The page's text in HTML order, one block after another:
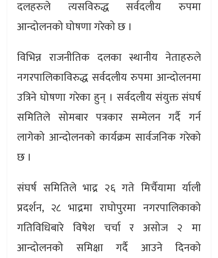
दलहरुले त्यसविरुद्ध सर्वदलीय रुपमा
आन्दोलनको घोषणा गरेको छ ।
विभिन्न राजनीतिक दलका स्थानीय नेताहरुले
नगरपालिकाविरुद्ध सर्वदलीय रुपमा आन्दोलनमा
उत्रिने घोषणा गरेका हुन् । सर्वदलीय संयुक्त संघर्ष
समितिले सोमबार पत्रकार सम्मेलन गर्दै गर्न
लागेको आन्दोलनको कार्यक्रम सार्वजनिक गरेको
छ ।
संघर्ष समितिले भाद्र २६ गते मिर्चैयामा र्याली
प्रदर्शन, २८ भाद्रमा राघोपुरमा नगरपालिकाको
गतिविधिबारे विषेश चर्चा र असोज २ मा
आन्दोलनको समिक्षा गर्दै आउने दिनको